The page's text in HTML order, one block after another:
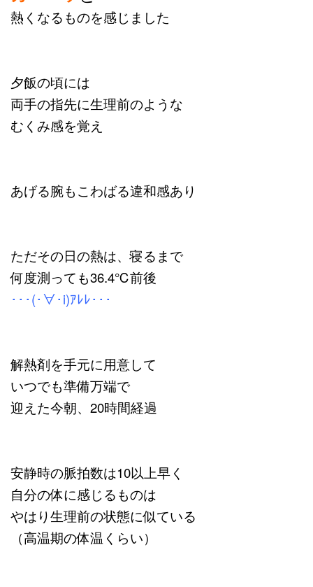
熱くなるものを感じました
夕飯の頃には
両手の指先に生理前のような
むくみ感を覚え
あげる腕もこわばる違和感あり
ただその日の熱は、寝るまで
何度測っても36.4℃前後
･･･(･∀･i)ｱﾚﾚ･･･
解熱剤を手元に用意して
いつでも準備万端で
迎えた今朝、20時間経過
安静時の脈拍数は10以上早く
自分の体に感じるものは
やはり生理前の状態に似ている
（高温期の体温くらい）